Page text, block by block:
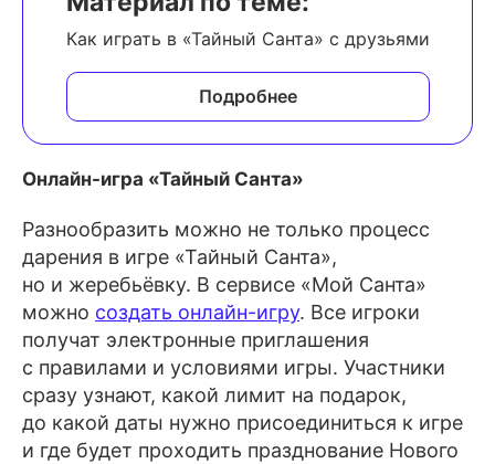
Как играть в «Тайный Санта» с друзьями
Подробнее
Онлайн-игра «Тайный Санта»
Разнообразить можно не только процесс
дарения в игре «Тайный Санта»,
но и жеребьёвку. В сервисе «Мой Санта»
можно создать онлайн-игру. Все игроки
получат электронные приглашения
с правилами и условиями игры. Участники
сразу узнают, какой лимит на подарок,
до какой даты нужно присоединиться к игре
и где будет проходить празднование Нового